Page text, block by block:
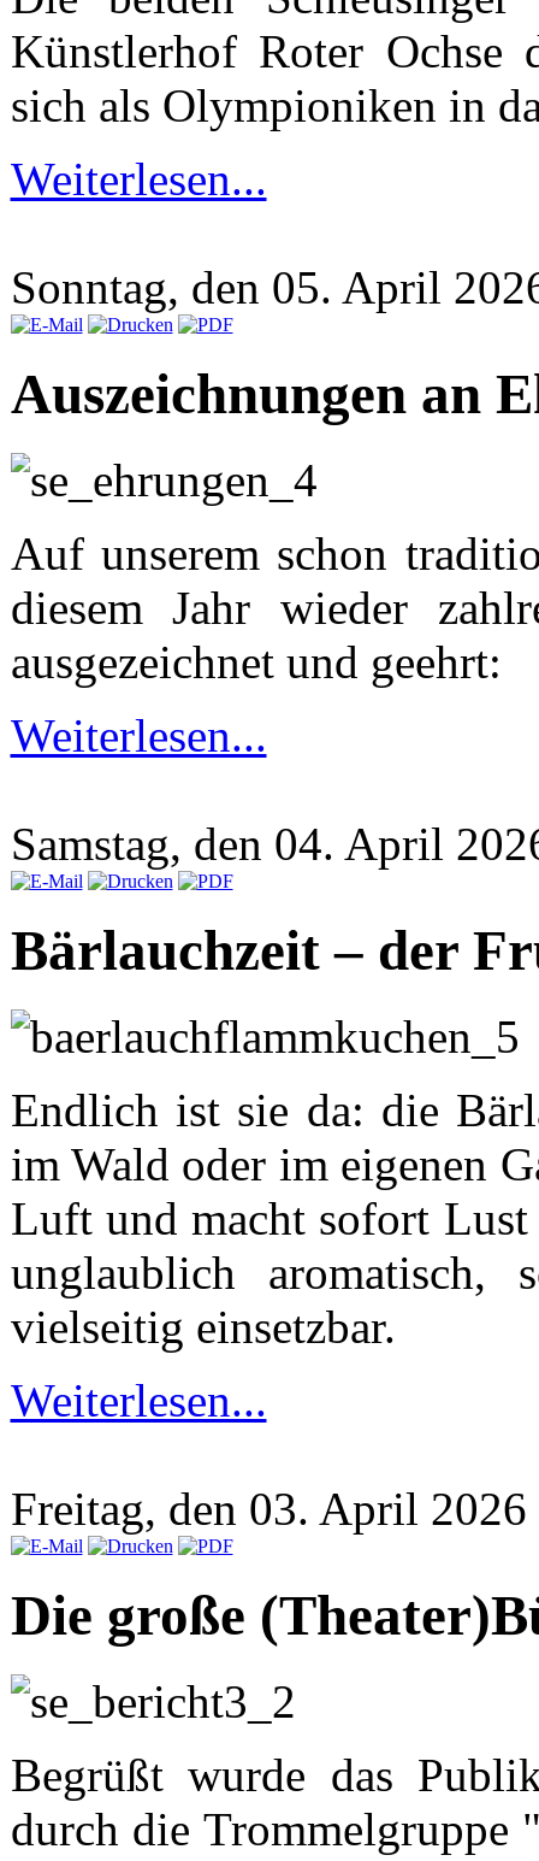
Künstlerhof Roter Ochse
sich als Olympioniken in
Weiterlesen...
Sonntag, den 05. April
Auszeichnungen an
Auf unserem schon
diesem Jahr wieder
ausgezeichnet und geehrt:
Weiterlesen...
Samstag, den 04. April
Bärlauchzeit – der
Endlich ist sie da: die
im Wald oder im eigenen
Luft und macht sofort
unglaublich aromatisch,
vielseitig einsetzbar.
Weiterlesen...
Freitag, den 03. April
Die große
Begrüßt wurde das
durch die Trommelgruppe